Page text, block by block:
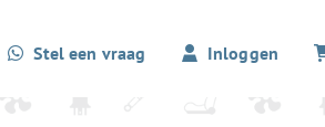
Stel een vraag Inloggen